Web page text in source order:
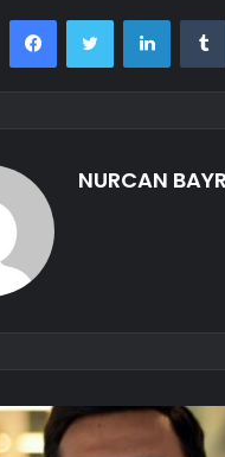
FacebookTwitter
NURCAN